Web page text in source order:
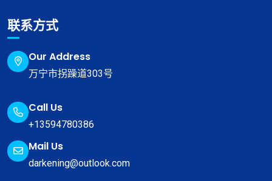
联系方式
Our Address
万宁市拐躁道303号
Call Us
+13594780386
Mail Us
darkening@outlook.com